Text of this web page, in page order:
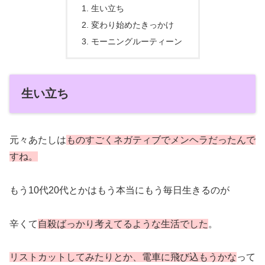
生い立ち
変わり始めたきっかけ
モーニングルーティーン
生い立ち
元々あたしは ものすごく ネガティブでメンヘラだったんで
すね。
もう10代20代とかはもう本当にもう毎日生きるのが
辛くて 自殺ばっかり考えてるような生活でした 。
リストカットしてみたりとか、電車に飛び込もうかなって